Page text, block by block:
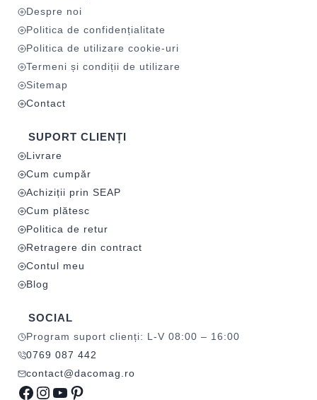
Despre noi
Politica de confidențialitate
Politica de utilizare cookie-uri
Termeni și condiții de utilizare
Sitemap
Contact
SUPORT CLIENȚI
Livrare
Cum cumpăr
Achiziții prin SEAP
Cum plătesc
Politica de retur
Retragere din contract
Contul meu
Blog
SOCIAL
Program suport clienți: L-V 08:00 – 16:00
0769 087 442
contact@dacomag.ro
Facebook
Instagram
YouTube
Pinterest